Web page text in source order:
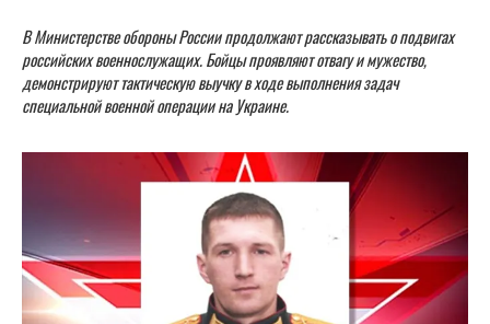
В Министерстве обороны России продолжают рассказывать о подвигах
российских военнослужащих. Бойцы проявляют отвагу и мужество,
демонстрируют тактическую выучку в ходе выполнения задач
специальной военной операции на Украине.